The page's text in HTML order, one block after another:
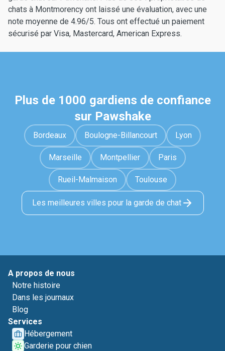
chats à Montmorency ont laissé une évaluation, avec une
note moyenne de 4.96/5. Tous ont effectué un paiement
sécurisé par Visa, Mastercard, American Express.
Plus de 1000 gardiens de confiance
sur Pawshake
Bordeaux Boulogne-Billancourt Lyon
Marseille Montpellier Paris
Rueil-Malmaison Toulouse
Les meilleures villes pour la garde de chat
A propos de nous
Notre histoire
Dans les journaux
Blog
Services
Hébergement
Garderie pour chien